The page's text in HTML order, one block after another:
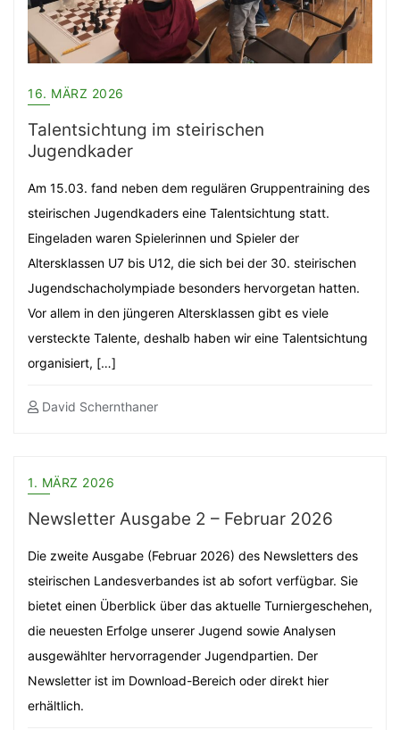
16. MÄRZ 2026
Talentsichtung im steirischen
Jugendkader
Am 15.03. fand neben dem regulären Gruppentraining des
steirischen Jugendkaders eine Talentsichtung statt.
Eingeladen waren Spielerinnen und Spieler der
Altersklassen U7 bis U12, die sich bei der 30. steirischen
Jugendschacholympiade besonders hervorgetan hatten.
Vor allem in den jüngeren Altersklassen gibt es viele
versteckte Talente, deshalb haben wir eine Talentsichtung
organisiert, […]
David Schernthaner
1. MÄRZ 2026
Newsletter Ausgabe 2 – Februar 2026
Die zweite Ausgabe (Februar 2026) des Newsletters des
steirischen Landesverbandes ist ab sofort verfügbar. Sie
bietet einen Überblick über das aktuelle Turniergeschehen,
die neuesten Erfolge unserer Jugend sowie Analysen
ausgewählter hervorragender Jugendpartien. Der
Newsletter ist im Download-Bereich oder direkt hier
erhältlich.